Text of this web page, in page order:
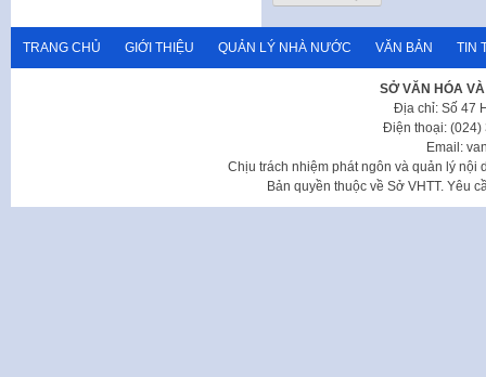
TRANG CHỦ GIỚI THIỆU QUẢN LÝ NHÀ NƯỚC VĂN BẢN TIN
SỞ VĂN HÓA
Địa chỉ: Số 47
Điện thoại: (024)
Email:
Chịu trách nhiệm phát ngôn và quản lý nội
Bản quyền thuộc về Sở VHTT. Yêu